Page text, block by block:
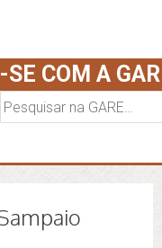
SE COM A
Pesquisar
por: